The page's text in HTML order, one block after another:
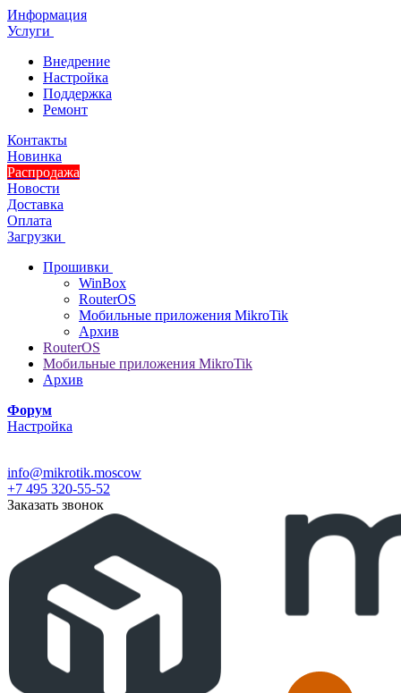
Информация
Услуги
Внедрение
Настройка
Поддержка
Ремонт
Контакты
Новинка
Распродажа
Новости
Доставка
Оплата
Загрузки
Прошивки
WinBox
RouterOS
Мобильные приложения MikroTik
Архив
RouterOS
Мобильные приложения MikroTik
Архив
Форум
Настройка
info@mikrotik.moscow
+7 495 320-55-52
Заказать звонок